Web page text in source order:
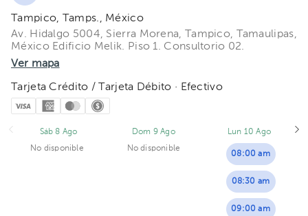
Tampico, Tamps., México
Av. Hidalgo 5004, Sierra Morena, Tampico, Tamaulipas,
México Edificio Melik. Piso 1. Consultorio 02.
Ver mapa
Tarjeta Crédito / Tarjeta Débito · Efectivo
Sáb 8 Ago
No disponible
Dom 9 Ago
No disponible
Lun 10 Ago
08:00 am
08:30 am
09:00 am